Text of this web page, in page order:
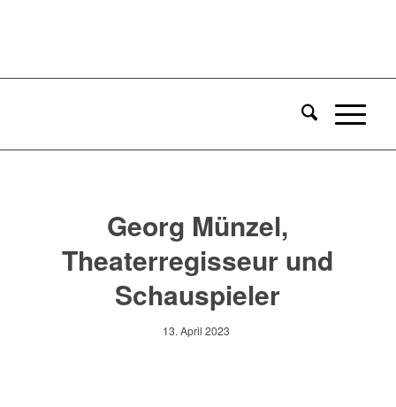
Georg Münzel,
Theaterregisseur und
Schauspieler
13. April 2023